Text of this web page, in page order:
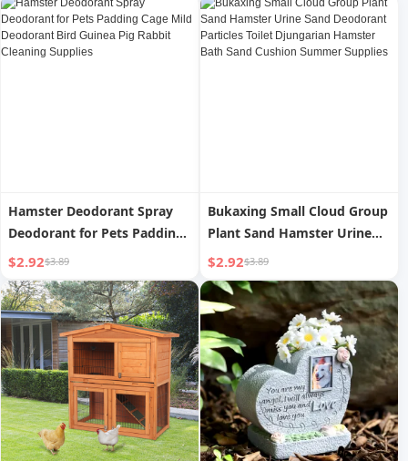
Dedicated Product
Djungarian Hamster Totoro
Supplies
Hamster Deodorant Spray
Deodorant for Pets Padding
Cage Mild Deodorant Bird
Guinea Pig Rabbit Cleaning
Supplies
$2.92$3.89
Bukaxing Small Cloud Group
Plant Sand Hamster Urine
Sand Deodorant Particles
Toilet Djungarian Hamster
Bath Sand Cushion Summer
Supplies
$2.92$3.89